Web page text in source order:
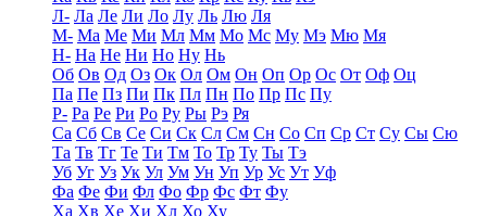
Л- Ла Ле Ли Ло Лу Ль Лю Ля
М- Ма Ме Ми Мл Мм Мо Мс Му Мэ Мю Мя
Н- На Не Ни Но Ну Нь
Об Ов Од Оз Ок Ол Ом Он Оп Ор Ос От Оф Оц
Па Пе Пз Пи Пк Пл Пн По Пр Пс Пу
Р- Ра Ре Ри Ро Ру Ры Рэ Ря
Са Сб Св Се Си Ск Сл См Сн Со Сп Ср Ст Су Сы Сю
Та Тв Тг Те Ти Тм То Тр Ту Ты Тэ
Уб Уг Уз Ук Ул Ум Ун Уп Ур Ус Ут Уф
Фа Фе Фи Фл Фо Фр Фс Фт Фу
Ха Хв Хе Хи Хл Хо Ху